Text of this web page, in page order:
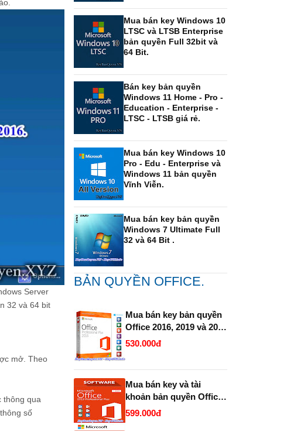
Server
32 và 64 bit
mở. Theo
thông qua
số
Mua bán key Windows 10
LTSC và LTSB Enterprise
bản quyền Full 32bit và
64 Bit.
Bán key bản quyền
Windows 11 Home - Pro -
Education - Enterprise -
LTSC - LTSB giá rẻ.
Mua bán key Windows 10
Pro - Edu - Enterprise và
Windows 11 bản quyền
Vĩnh Viễn.
Mua bán key bản quyền
Windows 7 Ultimate Full
32 và 64 Bit .
BẢN QUYỀN OFFICE.
Mua bán key bản quyền
Office 2016, 2019 và 2021
Pro Plus (365 ) Vĩnh Viễn
530.000đ
Mua bán key và tài
khoản bản quyền Office
2019 và 2021 Pro Plus
(365 trọn đời ).
599.000đ